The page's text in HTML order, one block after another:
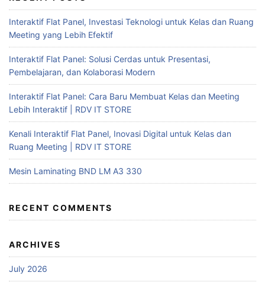
Interaktif Flat Panel, Investasi Teknologi untuk Kelas dan Ruang
Meeting yang Lebih Efektif
Interaktif Flat Panel: Solusi Cerdas untuk Presentasi,
Pembelajaran, dan Kolaborasi Modern
Interaktif Flat Panel: Cara Baru Membuat Kelas dan Meeting
Lebih Interaktif | RDV IT STORE
Kenali Interaktif Flat Panel, Inovasi Digital untuk Kelas dan
Ruang Meeting | RDV IT STORE
Mesin Laminating BND LM A3 330
RECENT COMMENTS
ARCHIVES
July 2026